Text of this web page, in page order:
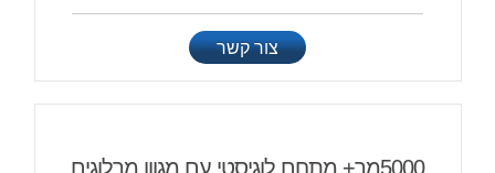
צור קשר
5000מר+ מתחם לוגיסטי עם מגוון מרלוגים